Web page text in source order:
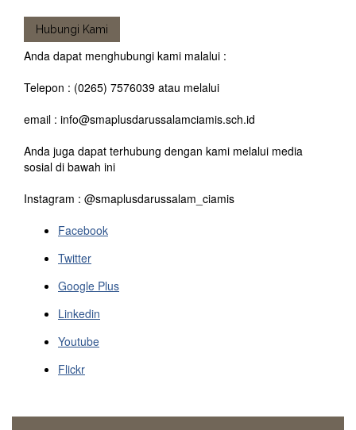
Hubungi Kami
Anda dapat menghubungi kami malalui :
Telepon : (0265) 7576039 atau melalui
email : info@smaplusdarussalamciamis.sch.id
Anda juga dapat terhubung dengan kami melalui media
sosial di bawah ini
Instagram : @smaplusdarussalam_ciamis
Facebook
Twitter
Google Plus
Linkedin
Youtube
Flickr